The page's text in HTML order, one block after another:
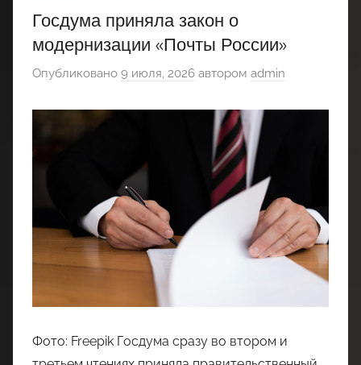
Госдума приняла закон о
модернизации «Почты России»
Опубликовано 9 июля, 2026 автором admin
Фото: Freepik Госдума сразу во втором и